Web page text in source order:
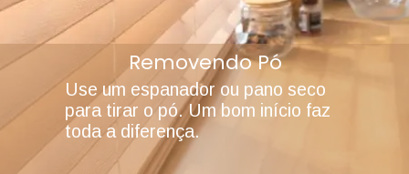
Use um espanador ou pano seco
para tirar o pó. Um bom início faz
toda a diferença.
Removendo Pó